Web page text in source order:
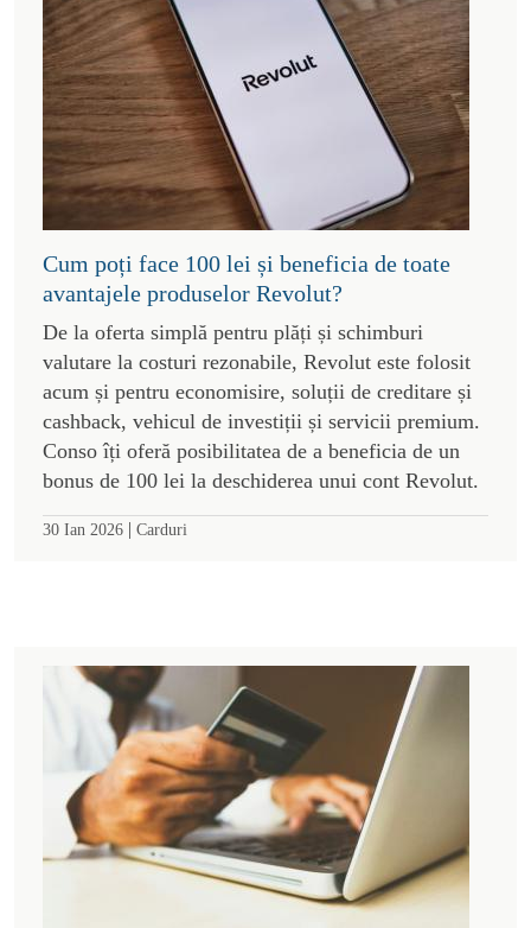
Cum poți face 100 lei și beneficia de toate
avantajele produselor Revolut?
De la oferta simplă pentru plăți și schimburi
valutare la costuri rezonabile, Revolut este folosit
acum și pentru economisire, soluții de creditare și
cashback, vehicul de investiții și servicii premium.
Conso îți oferă posibilitatea de a beneficia de un
bonus de 100 lei la deschiderea unui cont Revolut.
30 Ian 2026 | Carduri